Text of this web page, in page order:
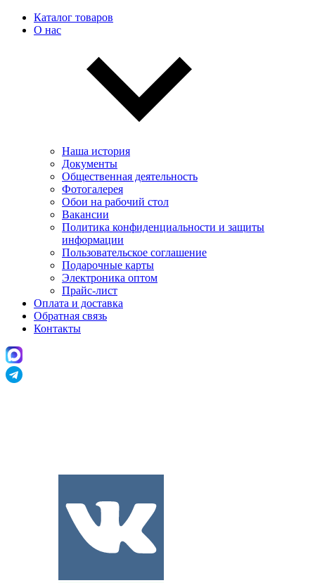
Каталог товаров
О нас
Наша история
Документы
Общественная деятельность
Фотогалерея
Обои на рабочий стол
Вакансии
Политика конфиденциальности и защиты
информации
Пользовательскоe соглашение
Подарочные карты
Электроника оптом
Прайс-лист
Оплата и доставка
Обратная связь
Контакты